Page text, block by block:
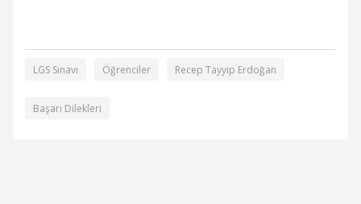
LGS Sınavı Öğrenciler Recep Tayyip Erdoğan
Başarı Dilekleri